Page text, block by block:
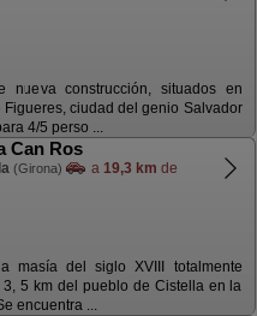
nueva construcción, situados en
Figueres, ciudad del genio Salvador
4/5 perso ...
Can Ros
(Girona) a 19,3 km de
masía del siglo XVIII totalmente
3, 5 km del pueblo de Cistella en la
encuentra ...